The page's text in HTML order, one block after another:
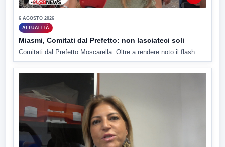
6 AGOSTO 2026
ATTUALITÀ
Miasmi, Comitati dal Prefetto: non lasciateci soli
Comitati dal Prefetto Moscarella. Oltre a rendere noto il flash...